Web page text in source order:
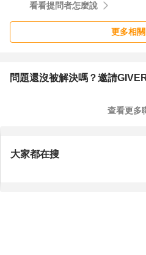
看看提問者怎麼說
更多相
問題還沒被解決嗎？邀請
查看更多
大家都在搜